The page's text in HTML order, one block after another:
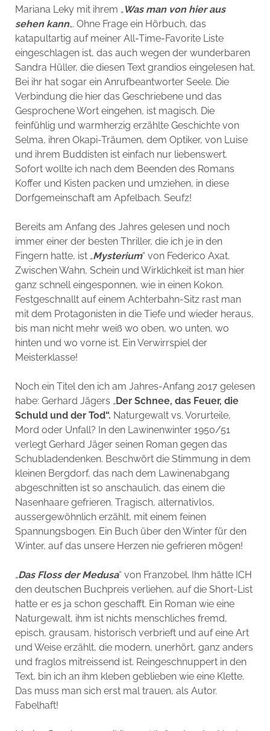
Mariana Leky mit ihrem „Was man von hier aus
sehen kann„. Ohne Frage ein Hörbuch, das
katapultartig auf meiner All-Time-Favorite Liste
eingeschlagen ist, das auch wegen der wunderbaren
Sandra Hüller, die diesen Text grandios eingelesen hat.
Bei ihr hat sogar ein Anrufbeantworter Seele. Die
Verbindung die hier das Geschriebene und das
Gesprochene Wort eingehen, ist magisch. Die
feinfühlig und warmherzig erzählte Geschichte von
Selma, ihren Okapi-Träumen, dem Optiker, von Luise
und ihrem Buddisten ist einfach nur liebenswert.
Sofort wollte ich nach dem Beenden des Romans
Koffer und Kisten packen und umziehen, in diese
Dorfgemeinschaft am Apfelbach. Seufz!
Bereits am Anfang des Jahres gelesen und noch
immer einer der besten Thriller, die ich je in den
Fingern hatte, ist „Mysterium“ von Federico Axat.
Zwischen Wahn, Schein und Wirklichkeit ist man hier
ganz schnell eingesponnen, wie in einen Kokon.
Festgeschnallt auf einem Achterbahn-Sitz rast man
mit dem Protagonisten in die Tiefe und wieder heraus,
bis man nicht mehr weiß wo oben, wo unten, wo
hinten und wo vorne ist. Ein Verwirrspiel der
Meisterklasse!
Noch ein Titel den ich am Jahres-Anfang 2017 gelesen
habe: Gerhard Jägers „Der Schnee, das Feuer, die
Schuld und der Tod“. Naturgewalt vs. Vorurteile,
Mord oder Unfall? In den Lawinenwinter 1950/51
verlegt Gerhard Jäger seinen Roman gegen das
Schubladendenken. Beschwört die Stimmung in dem
kleinen Bergdorf, das nach dem Lawinenabgang
abgeschnitten ist so anschaulich, das einem die
Nasenhaare gefrieren. Tragisch, alternativlos,
aussergewöhnlich erzählt, mit einem feinen
Spannungsbogen. Ein Buch über den Winter für den
Winter, auf das unsere Herzen nie gefrieren mögen!
„Das Floss der Medusa“ von Franzobel. Ihm hätte ICH
den deutschen Buchpreis verliehen, auf die Short-List
hatte er es ja schon geschafft. Ein Roman wie eine
Naturgewalt, ihm ist nichts menschliches fremd,
episch, grausam, historisch verbrieft und auf eine Art
und Weise erzählt, die modern, unerhört, ganz anders
und fraglos mitreissend ist. Reingeschnuppert in den
Text, bin ich an ihm kleben geblieben wie eine Klette.
Das muss man sich erst mal trauen, als Autor.
Fabelhaft!